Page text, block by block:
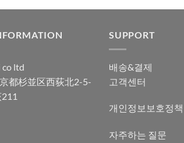
co ltd
都杉並区西荻北2-5-
SUPPORT
배송&결제
고객센터
개인정보보호정책
자주하는 질문